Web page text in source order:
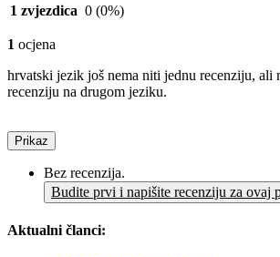
1 zvjezdica 0 (0%)
1 ocjena
hrvatski jezik još nema niti jednu recenziju, ali
recenziju na drugom jeziku.
Prikaz
Bez recenzija.
Budite prvi i napišite recenziju za ovaj
Aktualni članci: